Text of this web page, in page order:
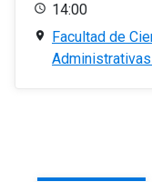
14:00
Facultad de
Administrativas